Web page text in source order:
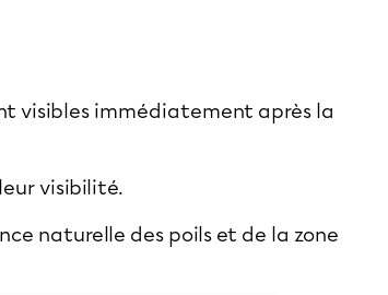
visibles immédiatement après la
visibilité.
naturelle des poils et de la zone